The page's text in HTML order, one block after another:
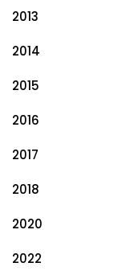
2013
2014
2015
2016
2017
2018
2020
2022